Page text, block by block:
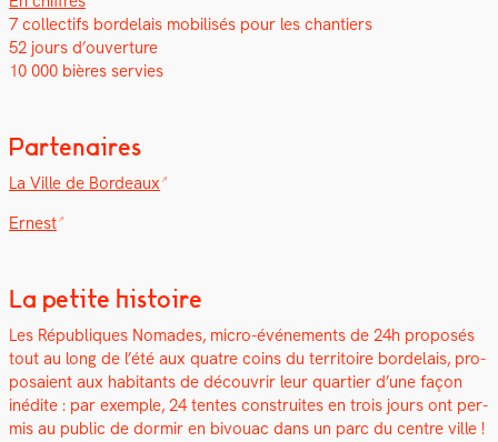
7 col­lec­tifs bor­de­lais mobil­isés pour les chantiers
52 jours d’ouverture
10 000 bières servies
Partenaires
La Ville de Bor­deaux
Ernest
La petite histoire
Les Républiques Nomades, micro-événe­ments de 24h pro­posés
tout au long de l’été aux qua­tre coins du ter­ri­toire bor­de­lais, pro­
po­saient aux habi­tants de décou­vrir leur quarti­er d’une façon
inédite : par exem­ple, 24 tentes con­stru­ites en trois jours ont per­
mis au pub­lic de dormir en bivouac dans un parc du cen­tre ville !